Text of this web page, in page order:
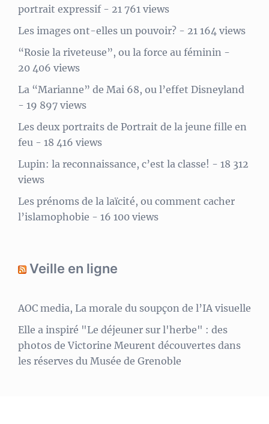
portrait expressif- 21 761 views
Les images ont-elles un pouvoir? - 21 164 views
“Rosie la riveteuse”, ou la force au féminin -
20 406 views
La “Marianne” de Mai 68, ou l’effet Disneyland
- 19 897 views
Les deux portraits de Portrait de la jeune fille en
feu - 18 416 views
Lupin: la reconnaissance, c’est la classe! - 18 312
views
Les prénoms de la laïcité, ou comment cacher
l’islamophobie - 16 100 views
Veille en ligne
AOC media, La morale du soupçon de l’IA visuelle
Elle a inspiré "Le déjeuner sur l'herbe" : des
photos de Victorine Meurent découvertes dans
les réserves du Musée de Grenoble